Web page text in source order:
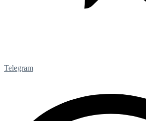
Telegram